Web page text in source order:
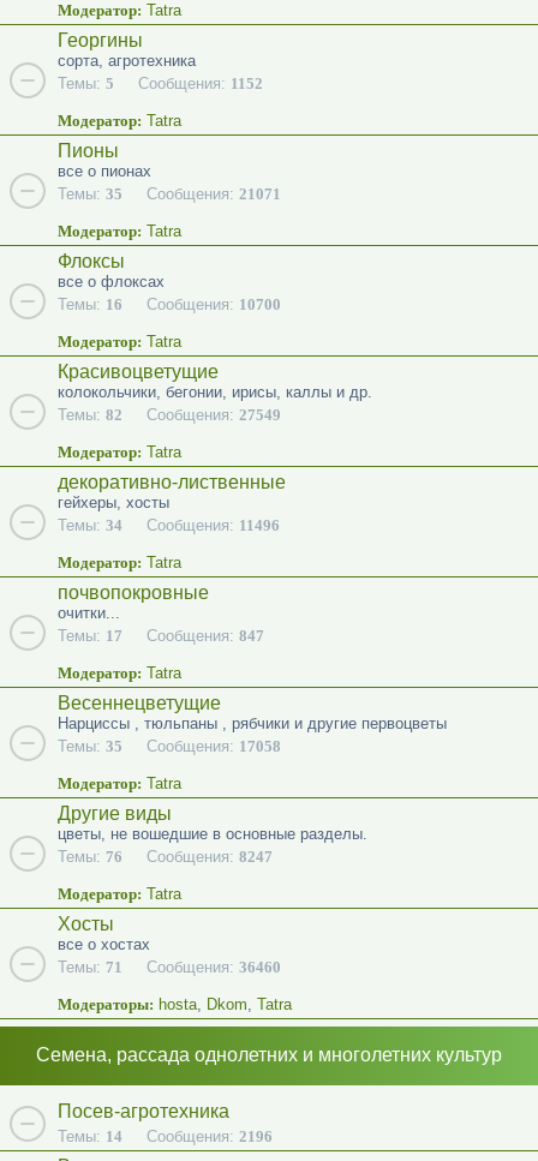
Модератор: Tatra
Георгины
сорта, агротехника
Темы: 5 Сообщения: 1152
Модератор: Tatra
Пионы
все о пионах
Темы: 35 Сообщения: 21071
Модератор: Tatra
Флоксы
все о флоксах
Темы: 16 Сообщения: 10700
Модератор: Tatra
Красивоцветущие
колокольчики, бегонии, ирисы, каллы и др.
Темы: 82 Сообщения: 27549
Модератор: Tatra
декоративно-лиственные
гейхеры, хосты
Темы: 34 Сообщения: 11496
Модератор: Tatra
почвопокровные
очитки...
Темы: 17 Сообщения: 847
Модератор: Tatra
Весеннецветущие
Нарциссы , тюльпаны , рябчики и другие первоцветы
Темы: 35 Сообщения: 17058
Модератор: Tatra
Другие виды
цветы, не вошедшие в основные разделы.
Темы: 76 Сообщения: 8247
Модератор: Tatra
Хосты
все о хостах
Темы: 71 Сообщения: 36460
Модераторы: hosta, Dkom, Tatra
Семена, рассада однолетних и многолетних культур
Посев-агротехника
Темы: 14 Сообщения: 2196